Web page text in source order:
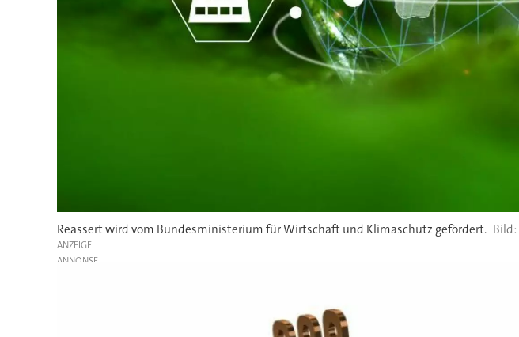
Reassert wird vom Bundesministerium für Wirtschaft und Klimaschutz gefördert.
ANZEIGE